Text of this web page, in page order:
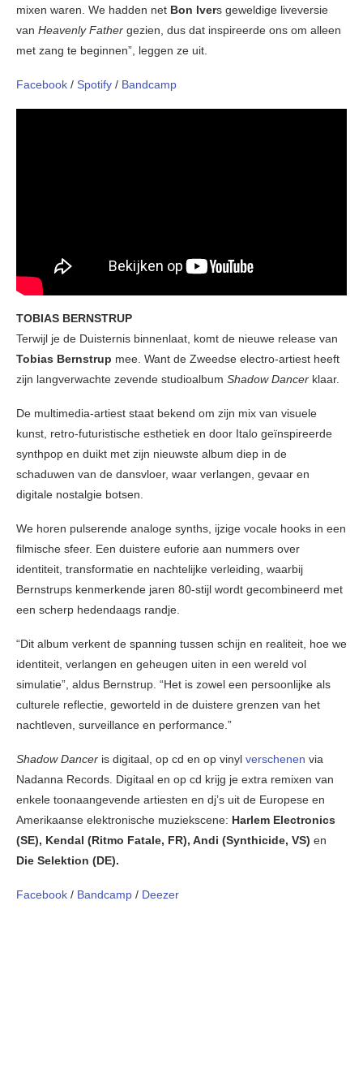
mixen waren. We hadden net Bon Ivers geweldige liveversie
van Heavenly Father gezien, dus dat inspireerde ons om alleen
met zang te beginnen”, leggen ze uit.
Facebook / Spotify / Bandcamp
TOBIAS BERNSTRUP
Terwijl je de Duisternis binnenlaat, komt de nieuwe release van
Tobias Bernstrup mee. Want de Zweedse electro-artiest heeft
zijn langverwachte zevende studioalbum Shadow Dancer klaar.
De multimedia-artiest staat bekend om zijn mix van visuele
kunst, retro-futuristische esthetiek en door Italo geïnspireerde
synthpop en duikt met zijn nieuwste album diep in de
schaduwen van de dansvloer, waar verlangen, gevaar en
digitale nostalgie botsen.
We horen pulserende analoge synths, ijzige vocale hooks in een
filmische sfeer. Een duistere euforie aan nummers over
identiteit, transformatie en nachtelijke verleiding, waarbij
Bernstrups kenmerkende jaren 80-stijl wordt gecombineerd met
een scherp hedendaags randje.
“Dit album verkent de spanning tussen schijn en realiteit, hoe we
identiteit, verlangen en geheugen uiten in een wereld vol
simulatie”, aldus Bernstrup. “Het is zowel een persoonlijke als
culturele reflectie, geworteld in de duistere grenzen van het
nachtleven, surveillance en performance.”
Shadow Dancer is digitaal, op cd en op vinyl verschenen via
Nadanna Records. Digitaal en op cd krijg je extra remixen van
enkele toonaangevende artiesten en dj’s uit de Europese en
Amerikaanse elektronische muziekscene: Harlem Electronics
(SE), Kendal (Ritmo Fatale, FR), Andi (Synthicide, VS) en
Die Selektion (DE).
Facebook / Bandcamp / Deezer